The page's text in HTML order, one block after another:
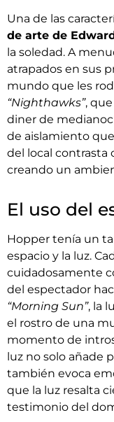
Una de las
de arte de
la soledad. A
atrapados en sus
mundo que les
“Nighthawks”,
diner de
de aislamiento
del local contrasta
creando un
El uso del
Hopper tenía un
espacio y la luz.
cuidadosamente
del espectador
“Morning Sun”, la
el rostro de una
momento de
luz no solo añade
también evoca
que la luz resalta
testimonio del